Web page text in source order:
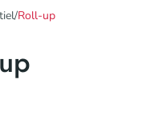
/Roll-up